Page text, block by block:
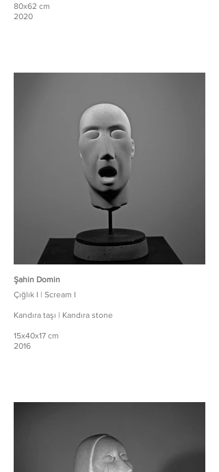
80x62 cm
2020
Şahin Domin
Çığlık I | Scream I
Kandıra taşı | Kandıra stone
15x40x17 cm
2016